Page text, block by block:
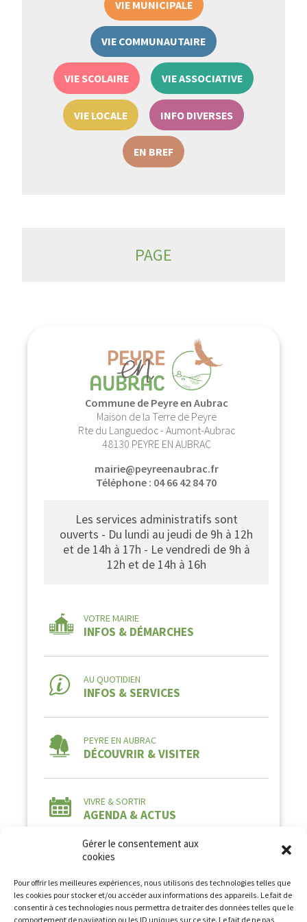
Gérer le consentement aux
cookies
Pour offrir les meilleures expériences, nous utilisons des technologies telles que
les cookies pour stocker et/ou accéder aux informations des appareils. Le fait de
consentir à ces technologies nous permettra de traiter des données telles que le
comportement de navigation ou les ID uniques sur ce site. Le fait de ne pas
VIE MUNICIPALE
VIE COMMUNAUTAIRE
VIE SCOLAIRE VIE ASSOCIATIVE
VIE LOCALE INFO DIVERSES
EN BREF
PAGE
Les services administratifs sont
ouverts - Du lundi au jeudi de 9h à 12h
et de 14h à 17h - Le vendredi de 9h à
12h et de 14h à 16h
Commune de Peyre en Aubrac
Maison de la Terre de Peyre
Rte du Languedoc - Aumont-Aubrac
48130 PEYRE EN AUBRAC
mairie@peyreenaubrac.fr
Téléphone : 04 66 42 84 70
VOTRE MAIRIE
INFOS & DÉMARCHES
AU QUOTIDIEN
INFOS & SERVICES
PEYRE EN AUBRAC
DÉCOUVRIR & VISITER
VIVRE & SORTIR
AGENDA & ACTUS